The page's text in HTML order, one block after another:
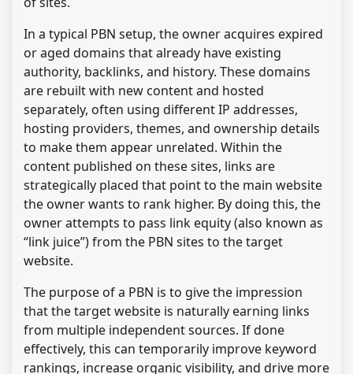
In a typical PBN setup, the owner acquires expired
or aged domains that already have existing
authority, backlinks, and history. These domains
are rebuilt with new content and hosted
separately, often using different IP addresses,
hosting providers, themes, and ownership details
to make them appear unrelated. Within the
content published on these sites, links are
strategically placed that point to the main website
the owner wants to rank higher. By doing this, the
owner attempts to pass link equity (also known as
“link juice”) from the PBN sites to the target
website.
The purpose of a PBN is to give the impression
that the target website is naturally earning links
from multiple independent sources. If done
effectively, this can temporarily improve keyword
rankings, increase organic visibility, and drive more